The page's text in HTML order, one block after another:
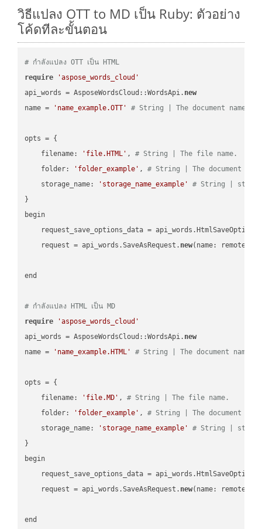
วิธีแปลง OTT to MD เป็น Ruby: ตัวอย่าง
โค้ดทีละขั้นตอน
# กำลังแปลง OTT เป็น HTML
require
'aspose_words_cloud'
api_words = AsposeWordsCloud::WordsApi. new
name =
'name_example.OTT' # String | The document name.
opts = {
    filename:
'file.HTML' , # String | The file name.
    folder:
'folder_example' , # String | The document
    storage_name:
'storage_name_example'
# String |
}
begin
request_save_options_data =
    request = api_words.SaveAsRequest.
new(name:
end
# กำลังแปลง HTML เป็น MD
require
'aspose_words_cloud'
api_words = AsposeWordsCloud::WordsApi. new
name =
'name_example.HTML' # String | The document name.
opts = {
    filename:
'file.MD' , # String | The file name.
    folder:
'folder_example' , # String | The document
    storage_name:
'storage_name_example'
# String |
}
begin
request_save_options_data =
    request = api_words.SaveAsRequest.
new(name: